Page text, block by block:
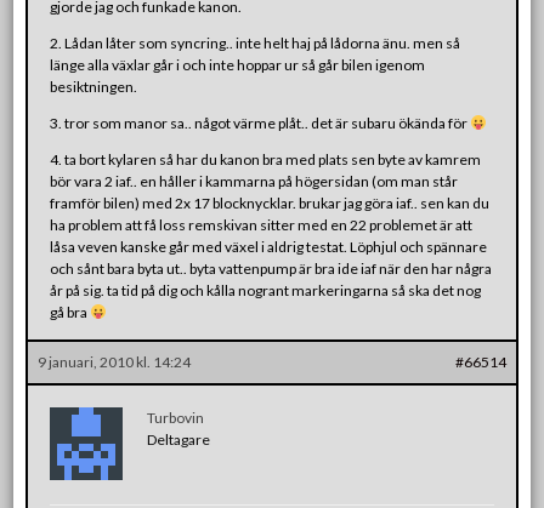
gjorde jag och funkade kanon.
2. Lådan låter som syncring.. inte helt haj på lådorna änu. men så
länge alla växlar går i och inte hoppar ur så går bilen igenom
besiktningen.
3. tror som manor sa.. något värme plåt.. det är subaru ökända för
4. ta bort kylaren så har du kanon bra med plats sen byte av kamrem
bör vara 2 iaf.. en håller i kammarna på högersidan (om man står
framför bilen) med 2x 17 blocknycklar. brukar jag göra iaf.. sen kan du
ha problem att få loss remskivan sitter med en 22 problemet är att
låsa veven kanske går med växel i aldrig testat. Löphjul och spännare
och sånt bara byta ut.. byta vattenpump är bra ide iaf när den har några
år på sig. ta tid på dig och kålla nogrant markeringarna så ska det nog
gå bra
9 januari, 2010 kl. 14:24 #66514
Turbovin
Deltagare